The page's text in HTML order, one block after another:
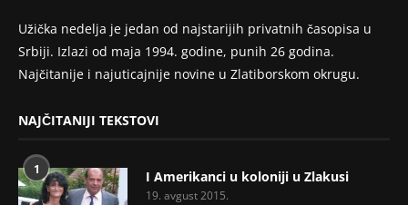
Užička nedelja je jedan od najstarijih privatnih časopisa u
Srbiji. Izlazi od maja 1994. godine, punih 26 godina.
Najčitanije i najuticajnije novine u Zlatiborskom okrugu.
NAJČITANIJI TEKSTOVI
1 I Amerikanci u koloniji u Zlakusi
19. avgust 2015.